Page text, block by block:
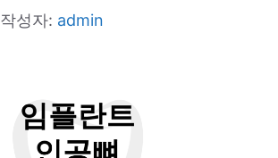
작성자: admin